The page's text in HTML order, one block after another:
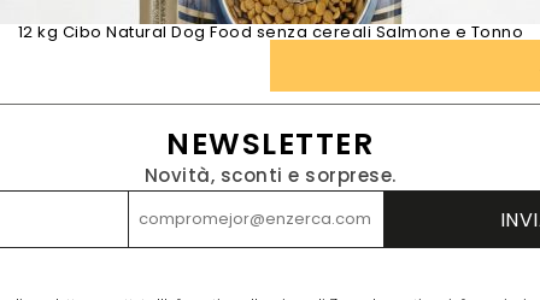
12 kg Cibo Natural Dog Food senza cereali Salmone e Tonno
NEWSLETTER
Novità, sconti e sorprese.